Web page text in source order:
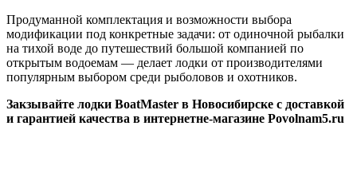
Продуманной комплектация и возможности выбора
модификации под конкретные задачи: от одиночной рыбалки
на тихой воде до путешествий большой компанией по
открытым водоемам — делает лодки от производителями
популярным выбором среди рыболовов и охотников.
Закзывайте лодки BoatMaster в Новосибирске с доставкой
и гарантией качества в интернетне-магазине Povolnam5.ru